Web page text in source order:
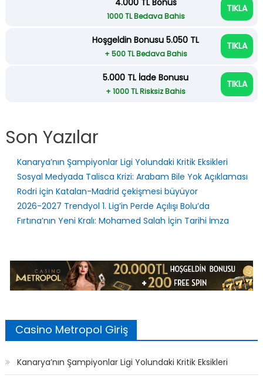
Hoşgeldin Bonusu 5.050 TL
TIKLA
5.000 TL İade Bonusu
TIKLA
Son Yazılar
Kanarya’nın Şampiyonlar Ligi Yolundaki Kritik Eksikleri
Sosyal Medyada Talisca Krizi: Arabam Bile Yok Açıklaması
Rodri için Katalan-Madrid çekişmesi büyüyor
2026-2027 Trendyol 1. Lig’in Perde Açılışı Bolu’da
Casino Metropol Giriş